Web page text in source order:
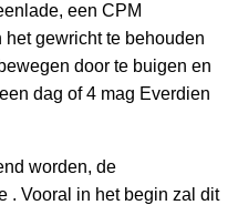
een CPM
gewricht te behouden
door te buigen en
dag of 4 mag Everdien
worden, de
. Vooral in het begin zal dit